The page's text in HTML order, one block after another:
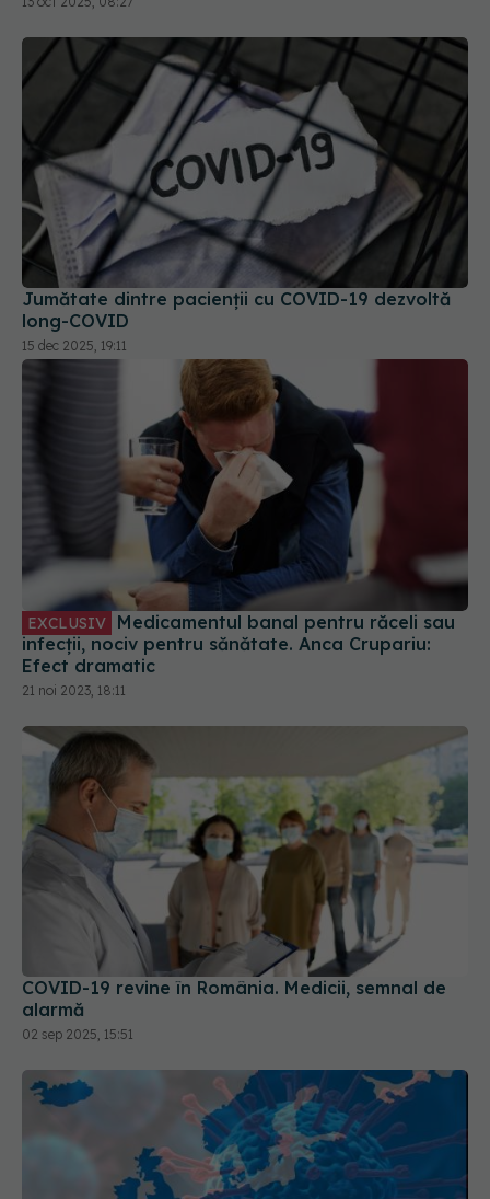
Jumătate dintre pacienții cu COVID-19 dezvoltă
long-COVID
15 dec 2025, 19:11
infecții, nociv pentru sănătate. Anca Crupariu:
Efect dramatic
21 noi 2023, 18:11
COVID-19 revine în România. Medicii, semnal de